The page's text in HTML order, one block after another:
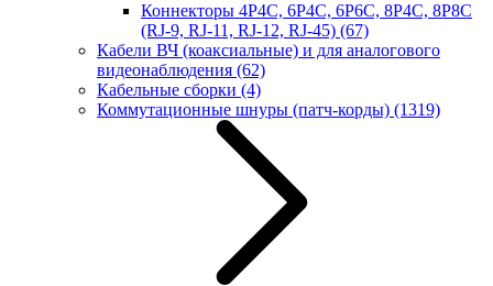
Коннекторы 4P4C, 6P4C, 6P6C, 8P4C, 8P8C
(RJ-9, RJ-11, RJ-12, RJ-45) (67)
Кабели ВЧ (коаксиальные) и для аналогового
видеонаблюдения (62)
Кабельные сборки (4)
Коммутационные шнуры (патч-корды) (1319)